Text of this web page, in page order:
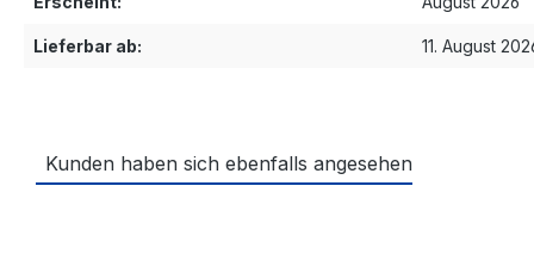
Lieferbar ab: 11. August
Kunden haben sich ebenfalls angesehen